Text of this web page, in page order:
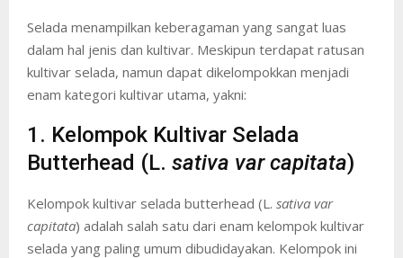
Selada menampilkan keberagaman yang sangat luas
dalam hal jenis dan kultivar. Meskipun terdapat ratusan
kultivar selada, namun dapat dikelompokkan menjadi
enam kategori kultivar utama, yakni:
1. Kelompok Kultivar Selada
Butterhead (L. sativa var capitata)
Kelompok kultivar selada butterhead (L. sativa var
capitata) adalah salah satu dari enam kelompok kultivar
selada yang paling umum dibudidayakan. Kelompok ini